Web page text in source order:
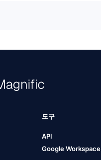
도구
API
Google Workspace